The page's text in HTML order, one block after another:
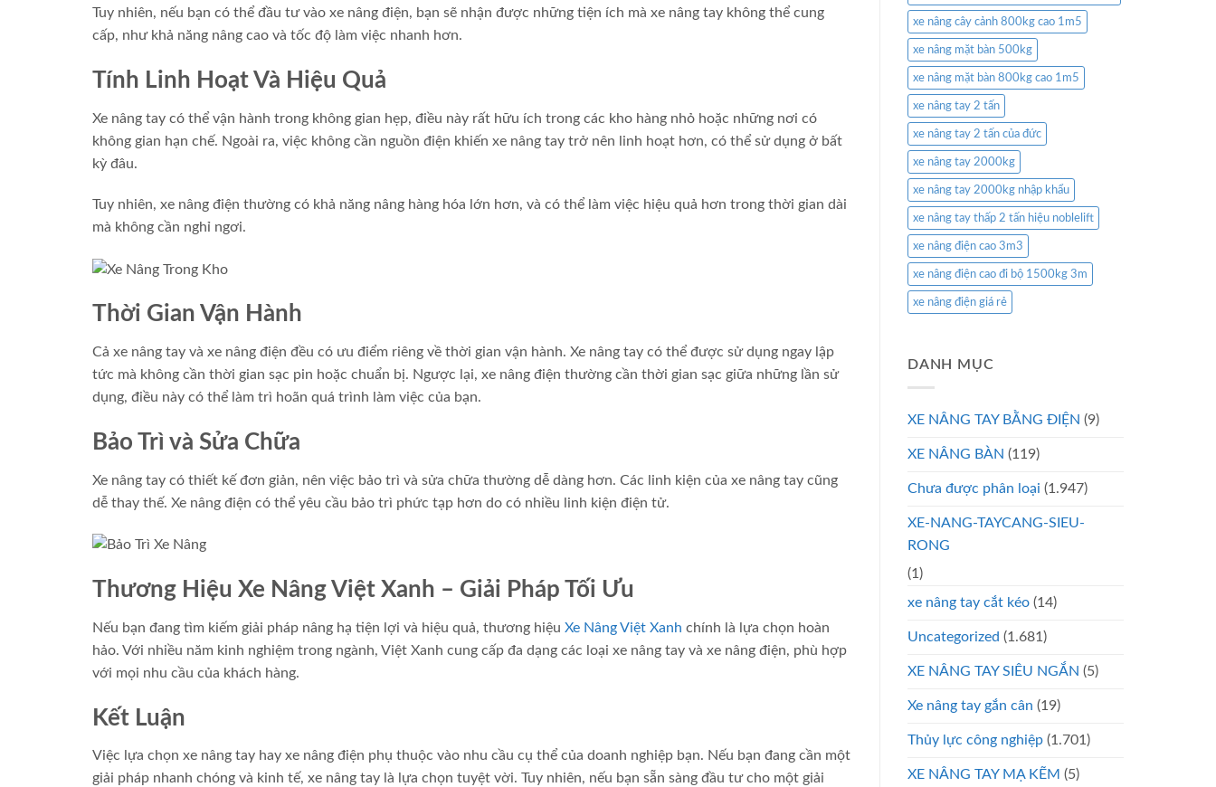
Tuy nhiên, nếu bạn có thể đầu tư vào xe nâng điện, bạn sẽ nhận được những tiện ích mà xe nâng tay không thể cung
cấp, như khả năng nâng cao và tốc độ làm việc nhanh hơn.
Tính Linh Hoạt Và Hiệu Quả
Xe nâng tay có thể vận hành trong không gian hẹp, điều này rất hữu ích trong các kho hàng nhỏ hoặc những nơi có
không gian hạn chế. Ngoài ra, việc không cần nguồn điện khiến xe nâng tay trở nên linh hoạt hơn, có thể sử dụng ở bất
kỳ đâu.
Tuy nhiên, xe nâng điện thường có khả năng nâng hàng hóa lớn hơn, và có thể làm việc hiệu quả hơn trong thời gian dài
mà không cần nghỉ ngơi.
Thời Gian Vận Hành
Cả xe nâng tay và xe nâng điện đều có ưu điểm riêng về thời gian vận hành. Xe nâng tay có thể được sử dụng ngay lập
tức mà không cần thời gian sạc pin hoặc chuẩn bị. Ngược lại, xe nâng điện thường cần thời gian sạc giữa những lần sử
dụng, điều này có thể làm trì hoãn quá trình làm việc của bạn.
Bảo Trì và Sửa Chữa
Xe nâng tay có thiết kế đơn giản, nên việc bảo trì và sửa chữa thường dễ dàng hơn. Các linh kiện của xe nâng tay cũng
dễ thay thế. Xe nâng điện có thể yêu cầu bảo trì phức tạp hơn do có nhiều linh kiện điện tử.
Thương Hiệu Xe Nâng Việt Xanh – Giải Pháp Tối Ưu
Nếu bạn đang tìm kiếm giải pháp nâng hạ tiện lợi và hiệu quả, thương hiệu Xe Nâng Việt Xanh chính là lựa chọn hoàn
hảo. Với nhiều năm kinh nghiệm trong ngành, Việt Xanh cung cấp đa dạng các loại xe nâng tay và xe nâng điện, phù hợp
với mọi nhu cầu của khách hàng.
Kết Luận
Việc lựa chọn xe nâng tay hay xe nâng điện phụ thuộc vào nhu cầu cụ thể của doanh nghiệp bạn. Nếu bạn đang cần một
giải pháp nhanh chóng và kinh tế, xe nâng tay là lựa chọn tuyệt vời. Tuy nhiên, nếu bạn sẵn sàng đầu tư cho một giải
xe nâng cây cảnh 800kg cao 1m5
xe nâng mặt bàn 500kg
xe nâng mặt bàn 800kg cao 1m5
xe nâng tay 2 tấn
xe nâng tay 2 tấn của đức
xe nâng tay 2000kg
xe nâng tay 2000kg nhập khẩu
xe nâng tay thấp 2 tấn hiệu noblelift
xe nâng điện cao 3m3
xe nâng điện cao đi bộ 1500kg 3m
xe nâng điện giá rẻ
DANH MỤC
XE NÂNG TAY BẰNG ĐIỆN (9)
XE NÂNG BÀN (119)
Chưa được phân loại (1.947)
XE-NANG-TAYCANG-SIEU-
RONG
(1)
xe nâng tay cắt kéo (14)
Uncategorized (1.681)
XE NÂNG TAY SIÊU NGẮN (5)
Xe nâng tay gắn cân (19)
Thủy lực công nghiệp (1.701)
XE NÂNG TAY MẠ KẼM (5)